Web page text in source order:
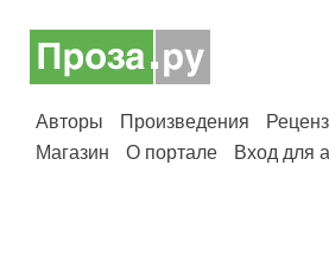
Авторы Произведения
Магазин
О портале Вход для